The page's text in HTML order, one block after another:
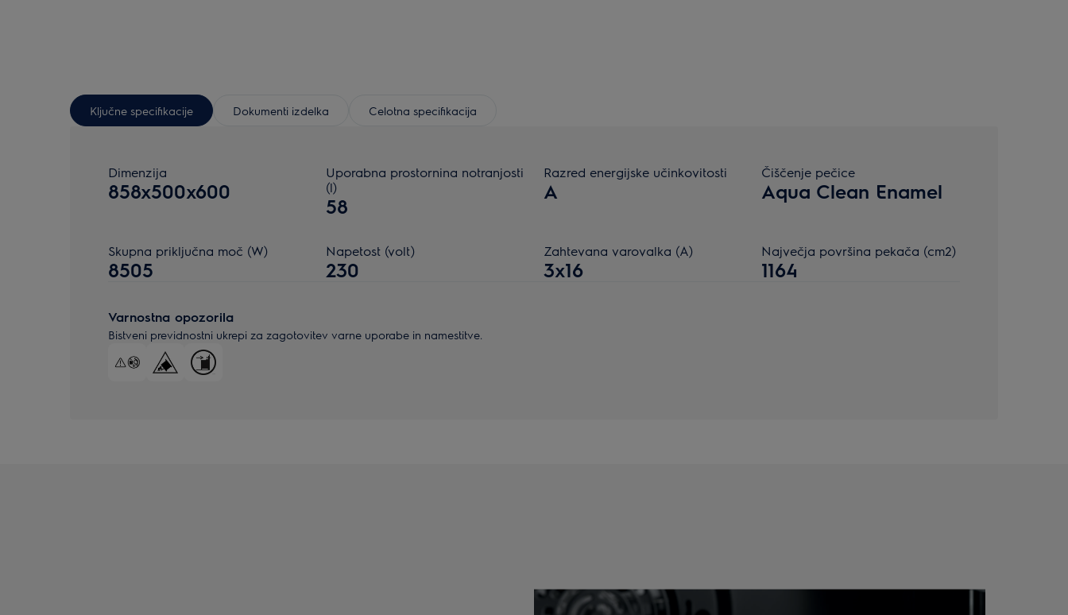
Ključne specifikacije Dokumenti izdelka Celotna specifikacija
Dimenzija
858x500x600
Uporabna prostornina notranjosti
(l)
58
Razred energijske učinkovitosti
A
Čiščenje pečice
Aqua Clean Enamel
Skupna priključna moč (W)
8505
Napetost (volt)
230
Zahtevana varovalka (A)
3x16
Največja površina pekača (cm2)
1164
Varnostna opozorila
Bistveni previdnostni ukrepi za zagotovitev varne uporabe in namestitve.